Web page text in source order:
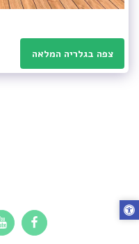
צפה בגלריה המלאה